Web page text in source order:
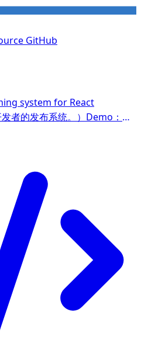
GitHub
system for React
者的发布系统。）Demo：